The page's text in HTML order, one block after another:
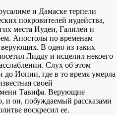
и Дамаске терпели
покровителей иудейства,
места Иудеи, Галилеи и
Апостолы по временам
верующих. В одно из таких
Лидду и исцелил некоего
Слух об этом
до Иопии, где в то время умерла
своей
Тавифа. Верующие
и он, побуждаемый рассказами
воскресил ее.